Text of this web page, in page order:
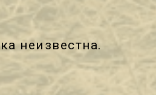
неизвестна.